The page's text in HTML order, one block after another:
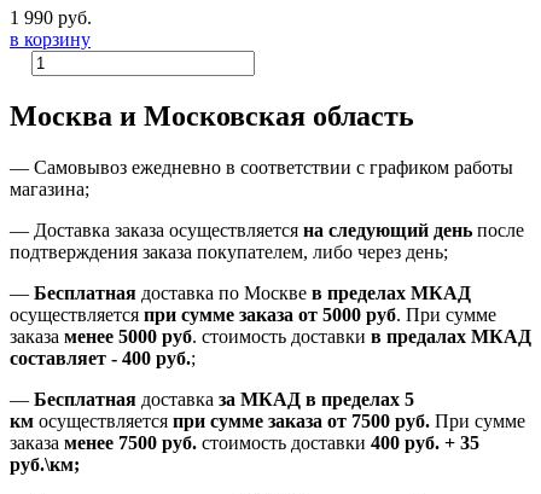
1 990 руб.
в корзину
Москва и Московская область
— Самовывоз ежедневно в соответствии с графиком работы
магазина;
— Доставка заказа осуществляется на следующий день после
подтверждения заказа покупателем, либо через день;
— Бесплатная доставка по Москве в пределах МКАД
осуществляется при сумме заказа от 5000 руб. При сумме
заказа менее 5000 руб. стоимость доставки в предалах МКАД
составляет - 400 руб.;
— Бесплатная доставка за МКАД в пределах 5
км осуществляется при сумме заказа от 7500 руб. При сумме
заказа менее 7500 руб. стоимость доставки 400 руб. + 35
руб.\км;